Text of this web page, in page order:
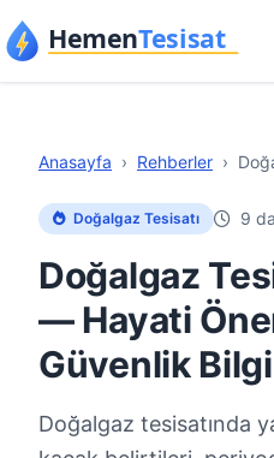
İçeriğe geç
Anasayfa › Rehberler ›
Doğalgaz Tesisatı 9
Doğalgaz
— Hayati
Güvenlik
Doğalgaz tesisatında